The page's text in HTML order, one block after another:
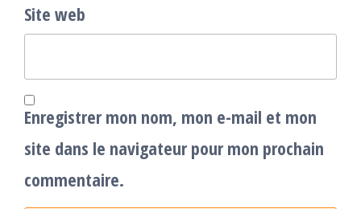
Site web
Enregistrer mon nom, mon e-mail et mon
site dans le navigateur pour mon prochain
commentaire.